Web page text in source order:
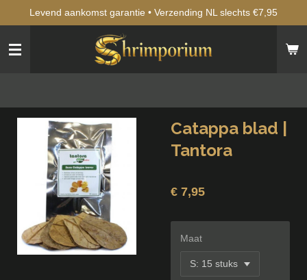
naar
hoofdinhoud
Levend aankomst garantie • Verzending NL slechts €7,95
Catappa blad |
Tantora
€ 7,95
Maat